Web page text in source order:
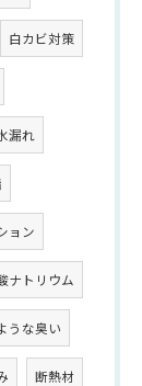
白カビ対策
漏れ
ョン
ナトリウム
うな臭い
断熱材